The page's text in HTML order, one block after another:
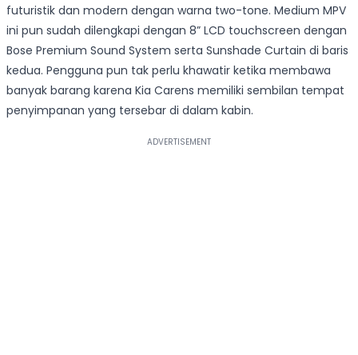
futuristik dan modern dengan warna two-tone. Medium MPV
ini pun sudah dilengkapi dengan 8” LCD touchscreen dengan
Bose Premium Sound System serta Sunshade Curtain di baris
kedua. Pengguna pun tak perlu khawatir ketika membawa
banyak barang karena Kia Carens memiliki sembilan tempat
penyimpanan yang tersebar di dalam kabin.